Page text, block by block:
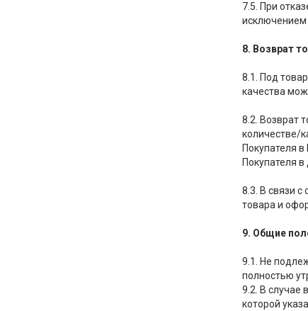
7.5. При
исключением
8. Возврат
8.1. Под
качества
8.2. Возврат
количестве/
Покупателя
Покупателя
8.3. В связи
товара и
9. Общие
9.1. Не
полностью
9.2. В случае
которой